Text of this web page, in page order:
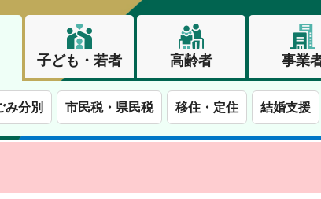
子ども・若者 高齢者 事業
み分別 市民税・県民税 移住・定住 結婚支援